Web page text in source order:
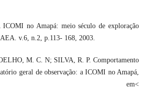
no Amapá: meio século de exploração
v.6, n.2, p.113- 168, 2003.
M. C. N; SILVA, R. P. Comportamento
geral de observação: a ICOMI no Amapá,
em<